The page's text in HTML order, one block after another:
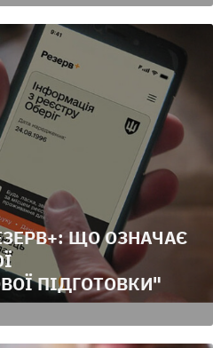
ЩО ОЗНАЧАЄ
ПІДГОТОВКИ"